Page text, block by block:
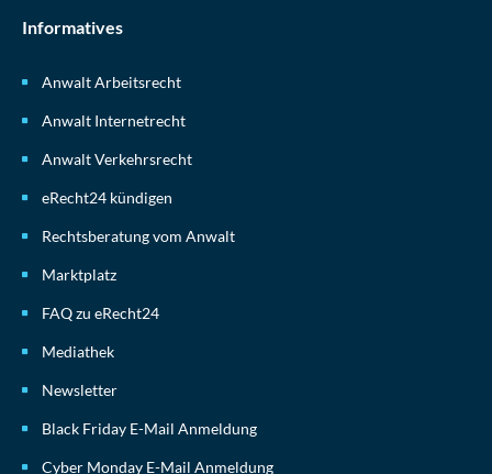
Informatives
Anwalt Arbeitsrecht
Anwalt Internetrecht
Anwalt Verkehrsrecht
eRecht24 kündigen
Rechtsberatung vom Anwalt
Marktplatz
FAQ zu eRecht24
Mediathek
Newsletter
Black Friday E-Mail Anmeldung
Cyber Monday E-Mail Anmeldung